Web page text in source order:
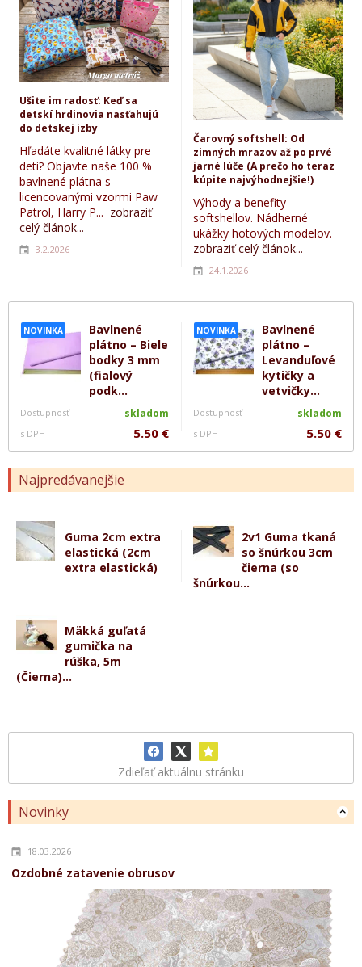
NOVINKA
Bavlnené
plátno – Biele
bodky 3 mm
(fialový
podk...
Dostupnosť skladom
s DPH 5.50 €
NOVINKA
Bavlnené
plátno –
Levanduľové
kytičky a
vetvičky...
Dostupnosť skladom
s DPH 5.50 €
Najpredávanejšie
Guma 2cm extra
elastická (2cm
extra elastická)
2v1 Guma tkaná
so šnúrkou 3cm
čierna (so
šnúrkou...
Mäkká guľatá
gumička na
rúška, 5m
(Čierna)...
Zdieľať aktuálnu stránku
Novinky
18.03.2026
Ozdobné zatavenie obrusov
Ušite im radosť: Keď sa
detskí hrdinovia nasťahujú
do detskej izby
Hľadáte kvalitné látky pre
deti? Objavte naše 100 %
bavlnené plátna s
licencovanými vzormi Paw
Patrol, Harry P... zobraziť
celý článok...
3.2.2026
Čarovný softshell: Od
zimných mrazov až po prvé
jarné lúče (A prečo ho teraz
kúpite najvýhodnejšie!)
Výhody a benefity
softshellov. Nádherné
ukážky hotových modelov.
zobraziť celý článok...
24.1.2026